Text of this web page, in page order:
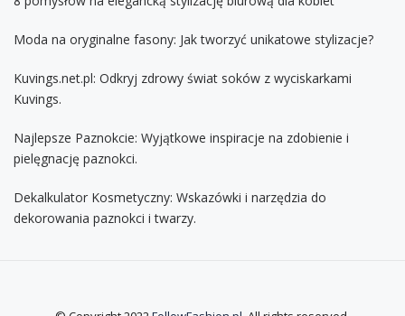
Moda na oryginalne fasony: Jak tworzyć unikatowe stylizacje?
Kuvings.net.pl: Odkryj zdrowy świat soków z wyciskarkami
Kuvings.
Najlepsze Paznokcie: Wyjątkowe inspiracje na zdobienie i
pielęgnację paznokci.
Dekalkulator Kosmetyczny: Wskazówki i narzędzia do
dekorowania paznokci i twarzy.